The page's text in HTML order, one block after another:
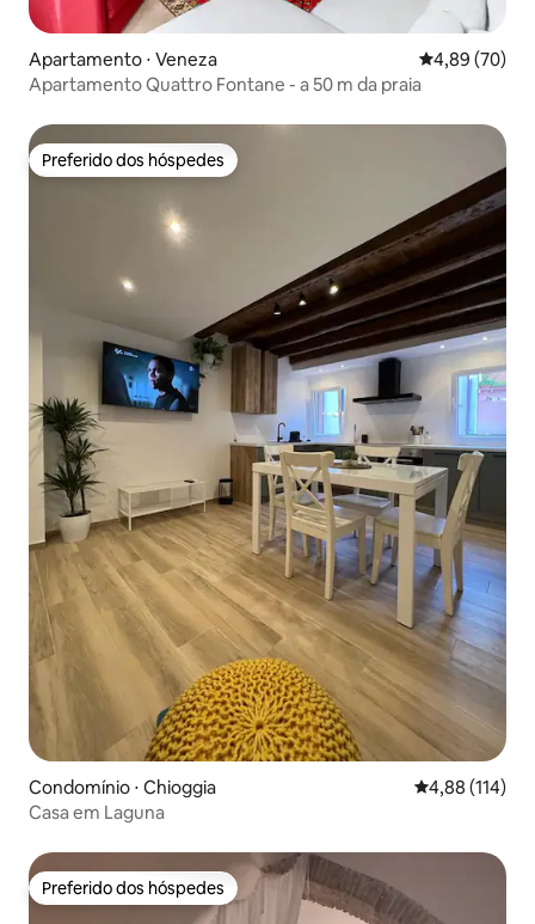
Apartamento ⋅ Veneza 4,89 de uma
4,89 (70)
Apartamento Quattro Fontane - a 50 m da praia
Preferido dos hóspedes
Preferido dos hóspedes
Condomínio ⋅ Chioggia 4,88 de uma
4,88 (114)
Casa em Laguna
Preferido dos hóspedes
Preferido dos hóspedes